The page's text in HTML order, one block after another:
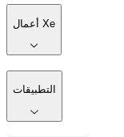
أعمال Xe
التطبيقات